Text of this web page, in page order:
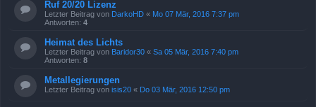
Ruf 20/20 Lizenz
Letzter Beitrag von DarkoHD « Mo 07 Mär, 2016 7:37 pm
Antworten: 4
Heimat des Lichts
Letzter Beitrag von Baridor30 « Sa 05 Mär, 2016 7:40 pm
Antworten: 8
Metallegierungen
Letzter Beitrag von isis20 « Do 03 Mär, 2016 12:50 pm